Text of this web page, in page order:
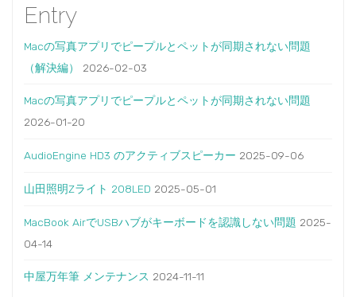
Entry
Macの写真アプリでピープルとペットが同期されない問題
（解決編）
2026-02-03
Macの写真アプリでピープルとペットが同期されない問題
2026-01-20
AudioEngine HD3 のアクティブスピーカー 2025-09-06
山田照明Zライト 208LED 2025-05-01
MacBook AirでUSBハブがキーボードを認識しない問題 2025-
04-14
中屋万年筆 メンテナンス 2024-11-11